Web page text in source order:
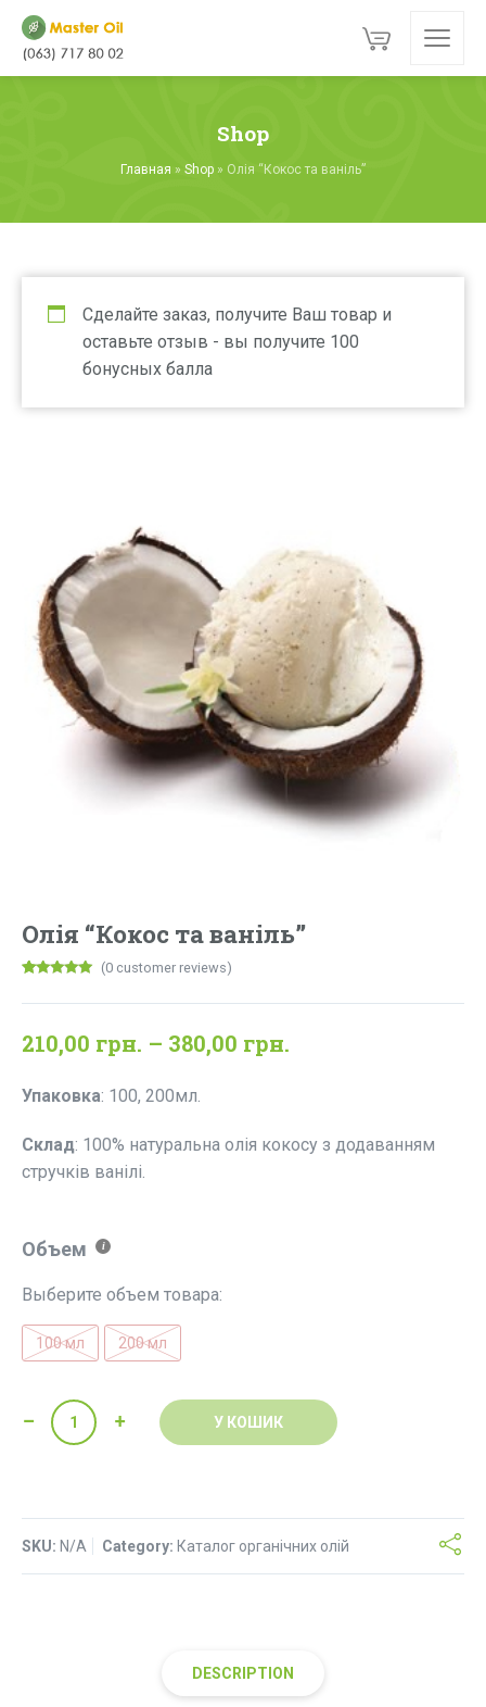
Shop
Главная » Shop » Олія “Кокос та ваніль”
Сделайте заказ, получите Ваш товар и
оставьте отзыв - вы получите 100
бонусных балла
Олія “Кокос та ваніль”
out of 5
ratings
(0 customer reviews)
210,00 грн. – 380,00 грн.
through
Упаковка: 100, 200мл.
Склад: 100% натуральна олія кокосу з додаванням
стручків ванілі.
Объем
Выберите объем товара:
100 мл 200 мл
Олія
"Кокос
quantity
У КОШИК
SKU: N/A Category: Каталог органічних олій
DESCRIPTION